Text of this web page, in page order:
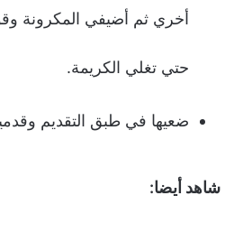
أخري ثم أضيفي المكرونة
حتي تغلي الكريمة.
ضعيها في طبق التقديم
شاهد أيضا: